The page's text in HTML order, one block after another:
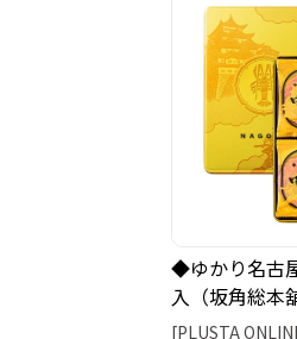
◆ゆかり名古
入（坂角総本
[PLUSTA